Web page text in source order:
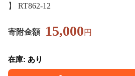
】 RT862-12
寄附金額 15,000円
在庫: あり